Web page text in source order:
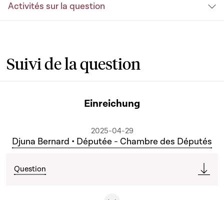
Activités sur la question
Suivi de la question
Einreichung
2025-04-29
Djuna Bernard • Députée - Chambre des Députés
Question